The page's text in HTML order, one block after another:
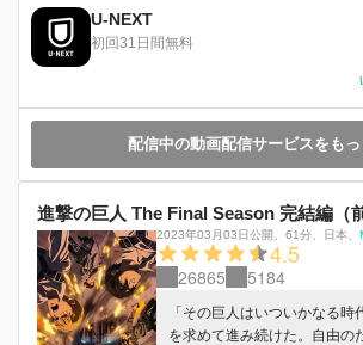
U-NEXT
初回31日間無料
配信中の動画配信サービスをも
進撃の巨人 The Final Season 完結編（
2023年03月03日公開 61分 日本
4.5
26865 5184
「その巨人はいついかなる時
を求めて進み続けた。自由の